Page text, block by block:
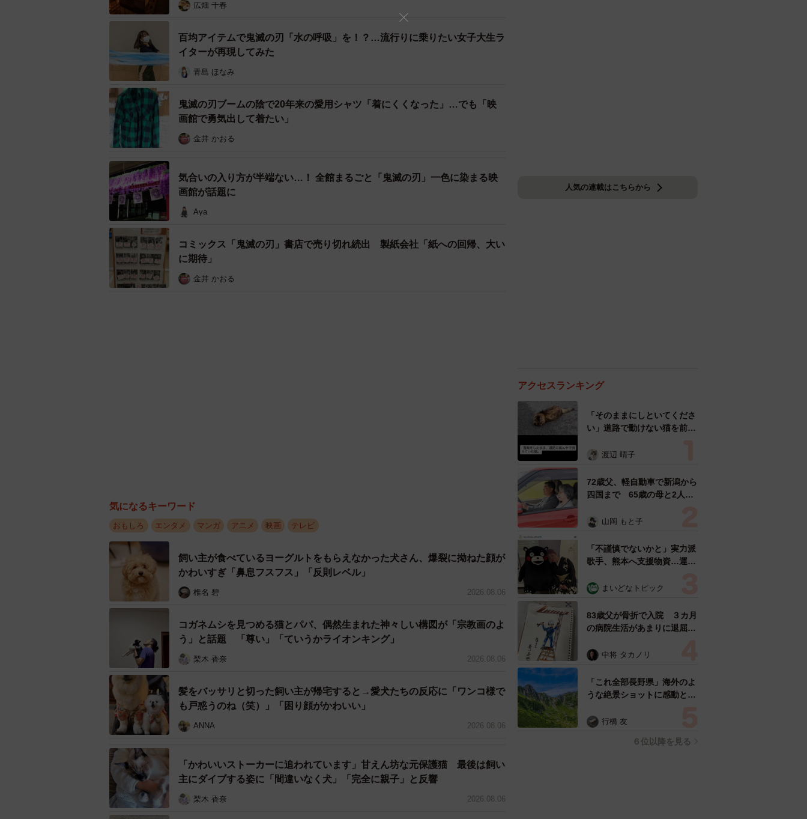
中は2段に……ぴったり「鬼滅の刃」が収納できる ※枝野蓮華さん提供
そのあまりの見事さに、SNSユーザー達から「今にもチビ禰豆子がのっそり出てきそうな程
リアル！！！」、「そのうち公式が、この感じで単行本のボックス売りしそうですね」、
「鬼滅だいすきな友達に見せたら"お父様職人！？鱗滝って名前じゃないよね？"との事で
す」など絶賛の声が多数上がっているこの禰豆子箱。
中将タカノリ（以下「中将」）:本当に見事な仕上がりですよね！禰豆子箱が出来上がってき
た時はどう思われましたか？
枝野:父は以前から木工を趣味にしていて、たまに何かしら作っていたので、作り始めた時は
広畑 千春
百均アイテムで鬼滅の刃「水の呼吸」を！？…流行りに乗りたい女子大生ラ
イターが再現してみた
青島 ほなみ
鬼滅の刃ブームの陰で20年来の愛用シャツ「着にくくなった」…でも「映
画館で勇気出して着たい」
金井 かおる
気合いの入り方が半端ない…！ 全館まるごと「鬼滅の刃」一色に染まる映
画館が話題に
Aya
コミックス「鬼滅の刃」書店で売り切れ続出 製紙会社「紙への回帰、大い
に期待」
金井 かおる
気になるキーワード
おもしろ エンタメ マンガ アニメ 映画 テレビ
飼い主が食べているヨーグルトをもらえなかった犬さん、爆裂に拗ねた顔が
かわいすぎ「鼻息フスフス」「反則レベル」
椎名 碧 2026.08.06
コガネムシを見つめる猫とパパ、偶然生まれた神々しい構図が「宗教画のよ
う」と話題 「尊い」「ていうかライオンキング」
梨木 香奈 2026.08.06
髪をバッサリと切った飼い主が帰宅すると→愛犬たちの反応に「ワンコ様で
も戸惑うのね（笑）」「困り顔がかわいい」
ANNA 2026.08.06
「かわいいストーカーに追われています」甘えん坊な元保護猫 最後は飼い
主にダイブする姿に「間違いなく犬」「完全に親子」と反響
梨木 香奈 2026.08.06
人気の連載はこちらから
アクセスランキング
「そのままにしといてくださ
い」道路で動けない猫を前に
ようとした4日間 「命の重
表の訴え
渡辺 晴子
72歳父、軽自動車で新潟から
四国まで 65歳の母と2人で
憩まで分刻み… 「大学生で
山岡 もと子
「不謹慎でないかと」実力派
歌手、熊本へ支援物資…運搬
めらい 「痛いほど伝わる」
まいどなトピック
83歳父が骨折で入院 ３カ月
の病院生活があまりに退屈で
い！」→スケッチブックを見
すよ…」
中将 タカノリ
「これ全部長野県」海外のよ
うな絶景ショットに感動と反
ったんだって気づいた」
行橋 友
６位以降を見る